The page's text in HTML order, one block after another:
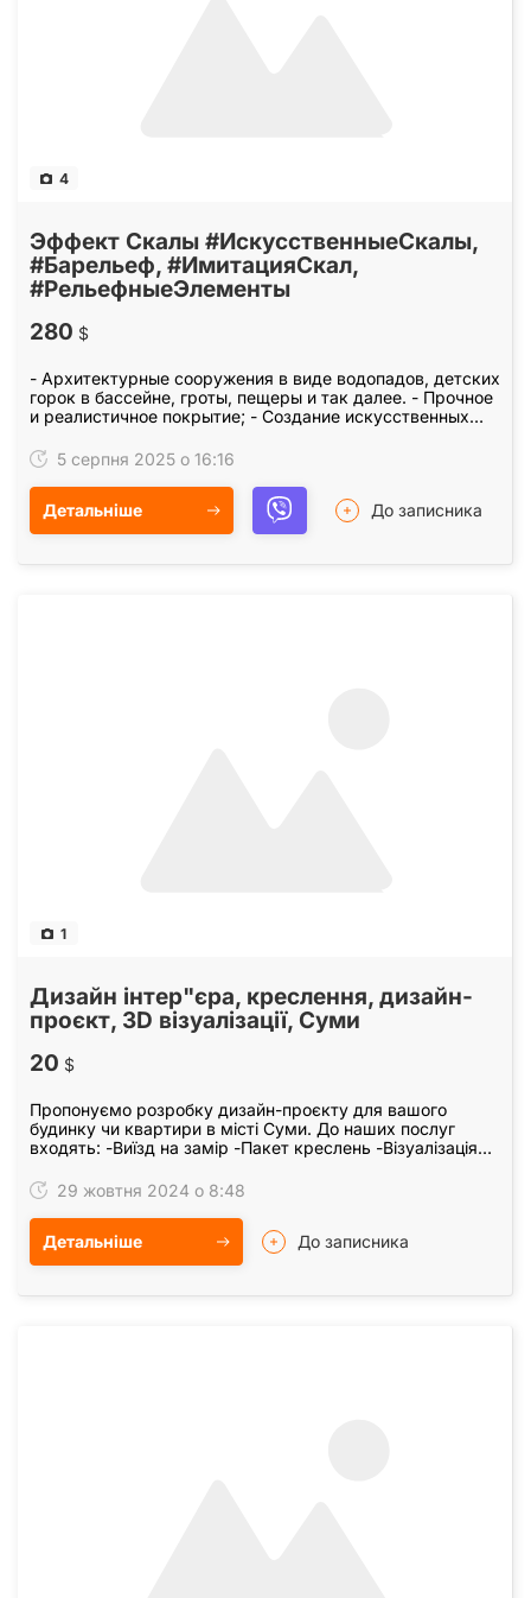
4
Эффект Скалы #ИскусственныеСкалы,
#Барельеф, #ИмитацияСкал,
#РельефныеЭлементы
280 $
- Архитектурные сооружения в виде водопадов, детских
горок в бассейне, гроты, пещеры и так далее. - Прочное
и реалистичное покрытие; - Создание искусственных
5 серпня 2025 о 16:16
Детальніше До записника
1
Дизайн інтер"єра, креслення, дизайн-
проєкт, 3D візуалізації, Суми
20 $
Пропонуємо розробку дизайн-проєкту для вашого
будинку чи квартири в місті Суми. До наших послуг
входять: -Виїзд на замір -Пакет креслень -Візуалізація
29 жовтня 2024 о 8:48
Детальніше До записника